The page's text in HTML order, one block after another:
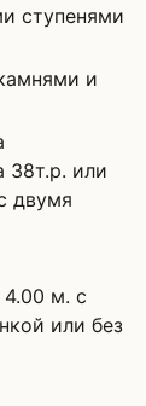
ступенями
и
38т.р. или
двумя
м. с
или без